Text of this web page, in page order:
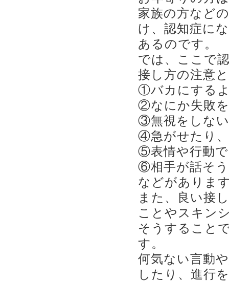
家族の方など
け、認知症に
あるのです。
では、ここで
接し方の注意
①バカにする
②なにか失敗
③無視をしない
④急がせたり
⑤表情や行動
⑥相手が話そ
などがありま
また、良い接
ことやスキン
そうすること
す。
何気ない言動
したり、進行